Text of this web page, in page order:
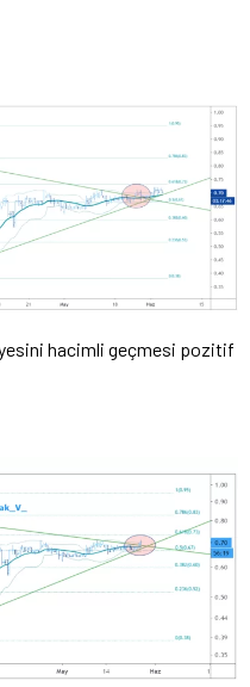
hacimli geçmesi pozitif